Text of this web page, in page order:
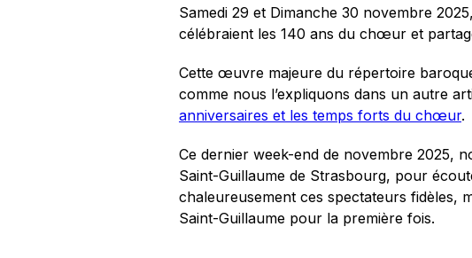
Samedi 29 et Dimanche 30 novembre
célébraient les 140 ans du chœur et
Cette œuvre majeure du répertoire
comme nous l’expliquons dans un autre
anniversaires et les temps forts du chœur.
Ce dernier week-end de novembre 2025,
Saint-Guillaume de Strasbourg, pour
chaleureusement ces spectateurs fidèles,
Saint-Guillaume pour la première fois.